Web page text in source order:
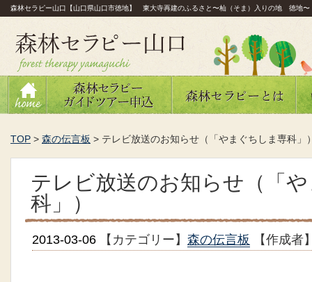
森林セラピー山口【山口県山口市徳地】 東大寺再建のふるさと〜杣（そま）入りの地 徳地〜
TOP > 森の伝言板 > テレビ放送のお知らせ（「やまぐちしま専科」
テレビ放送のお知らせ（「
科」）
2013-03-06 【カテゴリー】 森の伝言板 【作成者